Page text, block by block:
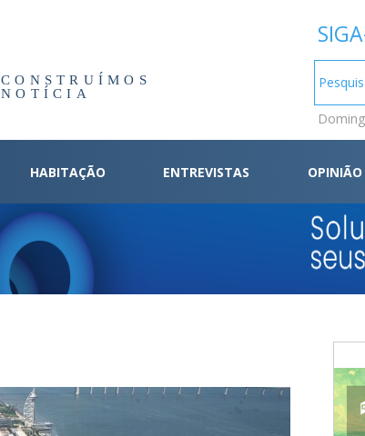
CONSTRUÍMOS
NOTÍCIA
HABITAÇÃO ENTREVISTAS OPINIÃO